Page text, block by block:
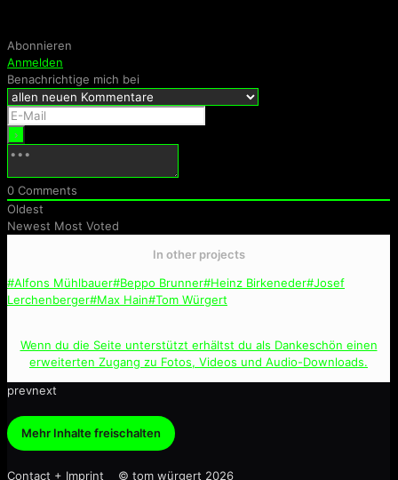
Abonnieren
Anmelden
Benachrichtige mich bei
0 Comments
Oldest
Newest Most Voted
In other projects
#Alfons Mühlbauer#Beppo Brunner#Heinz Birkeneder#Josef
Lerchenberger#Max Hain#Tom Würgert
Wenn du die Seite unterstützt erhältst du als Dankeschön einen
erweiterten Zugang zu Fotos, Videos und Audio-Downloads.
prevnext
Mehr Inhalte freischalten
Contact + Imprint © tom würgert 2026